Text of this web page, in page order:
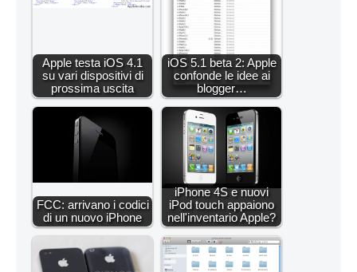
Apple testa iOS 4.1
su vari dispositivi di
prossima uscita
iOS 5.1 beta 2: Apple
confonde le idee ai
blogger…
FCC: arrivano i codici
di un nuovo iPhone
iPhone 4S e nuovi
iPod touch appaiono
nell'inventario Apple?